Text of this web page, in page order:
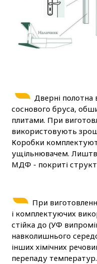
Дверні полотна
соснового бруса,
плитами. При
використовують
Коробки
ущільнювачем.
МДФ - покриті
При
і комплектуючих
стійка до (УФ
навколишнього
інших хімічних
перепаду температур.